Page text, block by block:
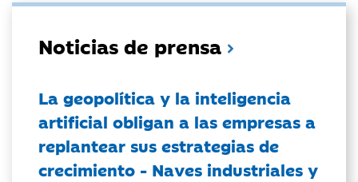
Noticias de prensa
La geopolítica y la inteligencia
artificial obligan a las empresas a
replantear sus estrategias de
crecimiento - Naves industriales y